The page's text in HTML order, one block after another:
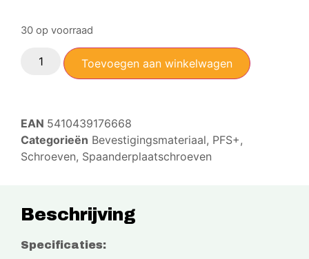
30 op voorraad
Toevoegen aan winkelwagen
EAN 5410439176668
Categorieën Bevestigingsmateriaal, PFS+,
Schroeven, Spaanderplaatschroeven
Beschrijving
Specificaties: